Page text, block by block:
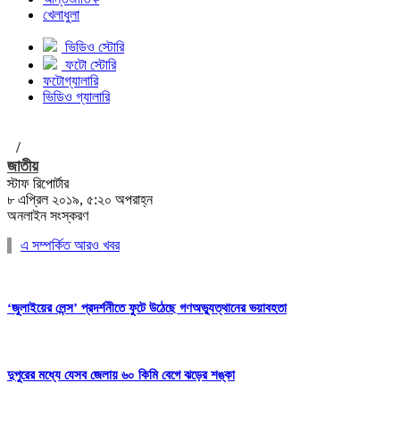
খেলাধুলা
ভিডিও স্টোরি
ফটো স্টোরি
ফটোগ্যালারি
ভিডিও গ্যালারি
/
জাতীয়
স্টাফ রিপোর্টার
৮ এপ্রিল ২০১৯, ৫:২০ অপরাহ্ন
অনলাইন সংস্করণ
এ সম্পর্কিত আরও খবর
‘জুলাইয়ের লেন্স’ প্রদর্শনীতে ফুটে উঠেছে গণঅভ্যুত্থানের ভয়াবহতা
দুপুরের মধ্যে যেসব জেলায় ৬০ কিমি বেগে ঝড়ের শঙ্কা